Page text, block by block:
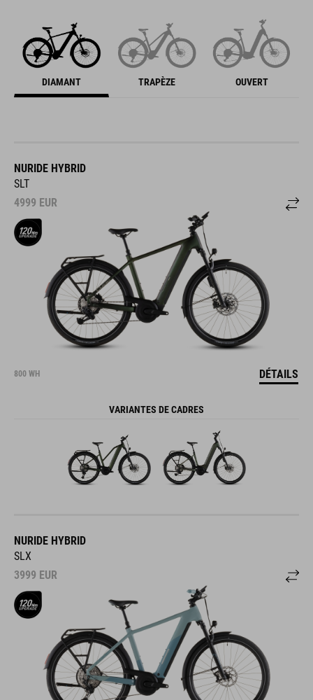
DIAMANT TRAPÈZE OUVERT
NURIDE HYBRID
SLT
4999 EUR
800 WH DÉTAILS
VARIANTES DE CADRES
NURIDE HYBRID
SLX
3999 EUR